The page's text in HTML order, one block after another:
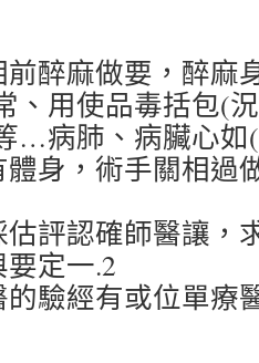
前醉麻做要，醉麻
、用使品毒括包(
…病肺、病臟心如
體身，術手關相過
估評認確師醫讓，
定一.2
的驗經有或位單療